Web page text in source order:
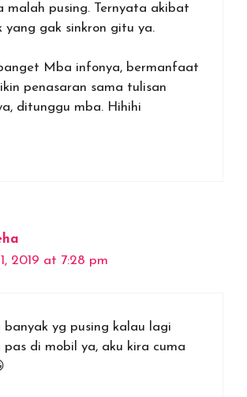
malah pusing. Ternyata akibat
yang gak sinkron gitu ya.
Mba infonya, bermanfaat
penasaran sama tulisan
ditunggu mba. Hihihi
2019 at 7:28 pm
banyak yg pusing kalau lagi
pas di mobil ya, aku kira cuma